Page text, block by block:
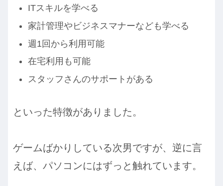
ITスキルを学べる
家計管理やビジネスマナーなども学べる
週1回から利用可能
在宅利用も可能
スタッフさんのサポートがある
といった特徴がありました。
ゲームばかりしている次男ですが、逆に言
えば、パソコンにはずっと触れています。